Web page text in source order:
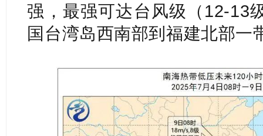
强，最强可达台风级（12-13
国台湾岛西南部到福建北部一